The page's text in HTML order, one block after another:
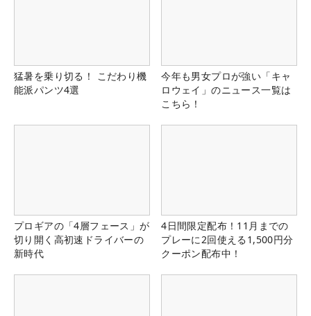
猛暑を乗り切る！ こだわり機
能派パンツ4選
今年も男女プロが強い「キャ
ロウェイ」のニュース一覧は
こちら！
プロギアの「4層フェース」が
切り開く高初速ドライバーの
新時代
4日間限定配布！11月までの
プレーに2回使える1,500円分
クーポン配布中！